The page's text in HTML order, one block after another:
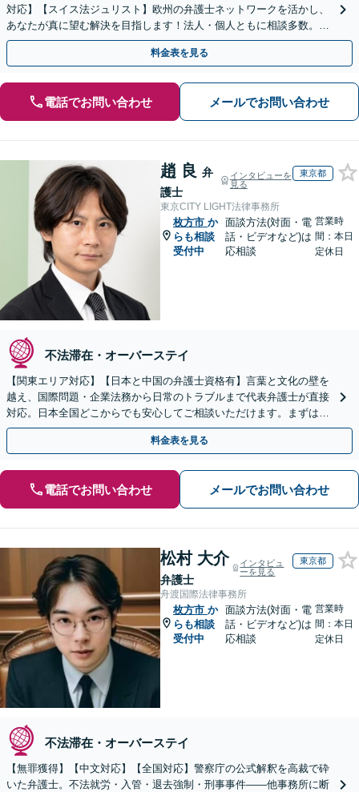
対応】【スイス法ジュリスト】欧州の弁護士ネットワークを活かし、
あなたが真に望む解決を目指します！法人・個人ともに相談多数。細
やかな連絡と粘り強い交渉を徹底【休日・夜間相談可】
料金表を見る
電話でお問い合わせ メールでお問い合わせ
趙 良 弁
護士
インタビューを
見る
東京都
東京CITY LIGHT法律事務所
枚方市 か
らも相談
受付中
面談方法(対面・電
話・ビデオなど)は
応相談
営業時
間：本日
定休日
不法滞在・オーバーステイ
【関東エリア対応】【日本と中国の弁護士資格有】言葉と文化の壁を
越え、国際問題・企業法務から日常のトラブルまで代表弁護士が直接
対応。日本全国どこからでも安心してご相談いただけます。まずは一
歩を踏み出してみませんか。【初回相談無料】
料金表を見る
電話でお問い合わせ メールでお問い合わせ
松村 大介
弁護士
インタビュ
ーを見る
東京都
舟渡国際法律事務所
枚方市 か
らも相談
受付中
面談方法(対面・電
話・ビデオなど)は
応相談
営業時
間：本日
定休日
不法滞在・オーバーステイ
【無罪獲得】【中文対応】【全国対応】警察庁の公式解釈を高裁で砕
いた弁護士。不法就労・入管・退去強制・刑事事件——他事務所に断